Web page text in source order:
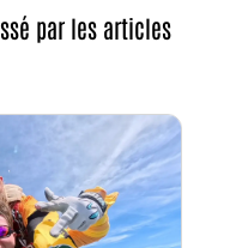
par les articles